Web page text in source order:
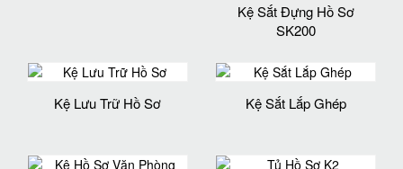
Kệ Sắt Đựng Hồ Sơ
SK200
Kệ Lưu Trữ Hồ Sơ Kệ Sắt Lắp Ghép